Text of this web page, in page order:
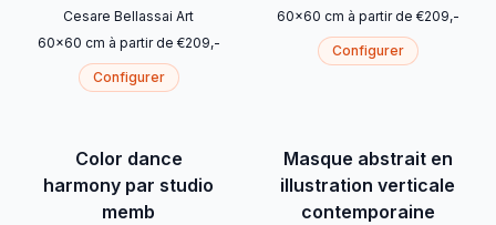
Cesare Bellassai Art
60x60 cm à partir de €209,-
Configurer
60x60 cm à partir de €209,-
Configurer
Color dance
harmony par studio
memb
Masque abstrait en
illustration verticale
contemporaine